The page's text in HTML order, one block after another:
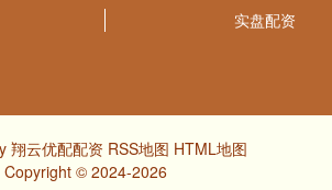
实盘配资
翔云优配配资 RSS地图 HTML地图
Copyright © 2024-2026